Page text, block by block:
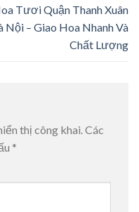
Tươi Quận Thanh Xuân
Nội – Giao Hoa Nhanh Và
Chất Lượng
thị công khai.Các
*